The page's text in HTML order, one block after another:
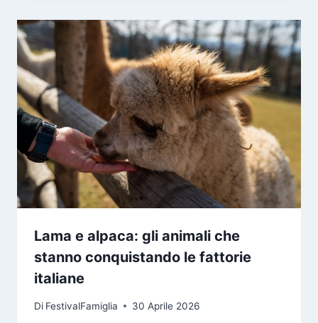
Lama e alpaca: gli animali che
stanno conquistando le fattorie
italiane
Di FestivalFamiglia 30 Aprile 2026